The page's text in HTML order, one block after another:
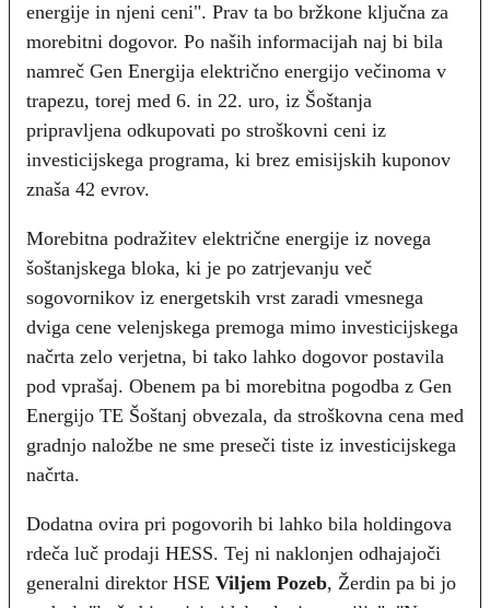
energije in njeni ceni". Prav ta bo bržkone ključna za
morebitni dogovor. Po naših informacijah naj bi bila
namreč Gen Energija električno energijo večinoma v
trapezu, torej med 6. in 22. uro, iz Šoštanja
pripravljena odkupovati po stroškovni ceni iz
investicijskega programa, ki brez emisijskih kuponov
znaša 42 evrov.
Morebitna podražitev električne energije iz novega
šoštanjskega bloka, ki je po zatrjevanju več
sogovornikov iz energetskih vrst zaradi vmesnega
dviga cene velenjskega premoga mimo investicijskega
načrta zelo verjetna, bi tako lahko dogovor postavila
pod vprašaj. Obenem pa bi morebitna pogodba z Gen
Energijo TE Šoštanj obvezala, da stroškovna cena med
gradnjo naložbe ne sme preseči tiste iz investicijskega
načrta.
Dodatna ovira pri pogovorih bi lahko bila holdingova
rdeča luč prodaji HESS. Tej ni naklonjen odhajajoči
generalni direktor HSE Viljem Pozeb, Žerdin pa bi jo